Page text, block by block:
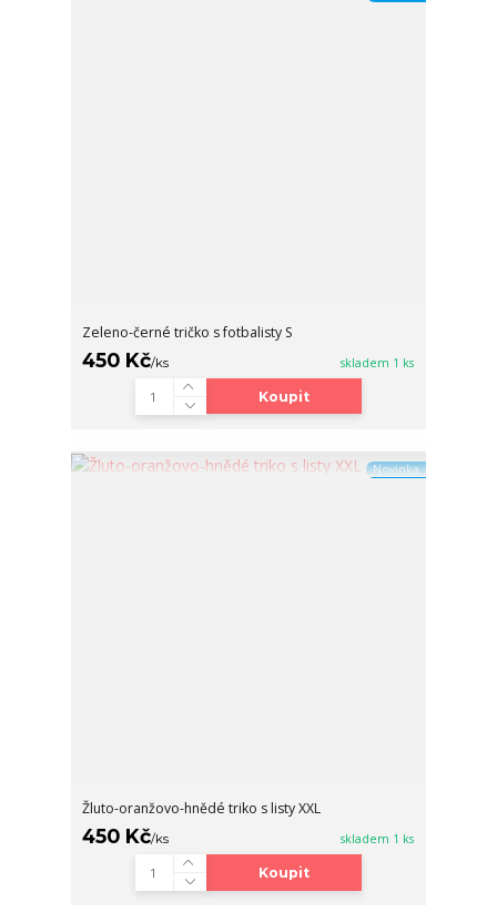
Zeleno-černé tričko s fotbalisty S
450 Kč/ks skladem 1 ks
Koupit
Novinka
Žluto-oranžovo-hnědé triko s listy XXL
450 Kč/ks skladem 1 ks
Koupit